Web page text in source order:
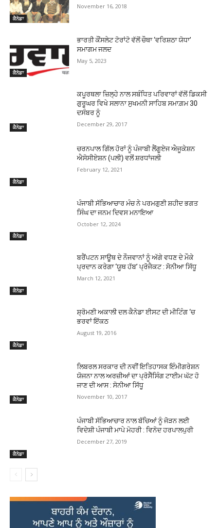
ਕੈਨੇਡਾ
November 16, 2018
ਕੈਨੇਡਾ
ਭਾਰਤੀ ਕੌਂਸਲੇਟ ਟੋਰਾਂਟੋ ਵੱਲੋਂ ਚੌਥਾ ‘ਵਰਿਸ਼ਠਾ ਯੋਧਾ’
ਸਮਾਗਮ ਜਲਦ
May 5, 2023
ਕੈਨੇਡਾ
ਕਪੂਰਥਲਾ ਜ਼ਿਲ੍ਹੇ ਨਾਲ ਸਬੰਧਿਤ ਪਰਿਵਾਰਾਂ ਵੱਲੋਂ ਡਿਕਸੀ
ਗੁਰੂਘਰ ਵਿਖੇ ਸਲਾਨਾ ਸੁਖਮਨੀ ਸਾਹਿਬ ਸਮਾਗ਼ਮ 30
ਦਸੰਬਰ ਨੂੰ
December 29, 2017
ਕੈਨੇਡਾ
ਚਰਨਪਾਲ ਗਿੱਲ ਹੋਰਾਂ ਨੂੰ ਪੰਜਾਬੀ ਲੈਂਗੂਏਜ ਐਜੂਕੇਸ਼ਨ
ਐਸੋਸੀਏਸ਼ਨ (ਪਲੀ) ਵਲੋਂ ਸ਼ਰਧਾਂਜਲੀ
February 12, 2021
ਕੈਨੇਡਾ
ਪੰਜਾਬੀ ਸੱਭਿਆਚਾਰ ਮੰਚ ਨੇ ਪਰਮਗੁਣੀ ਸ਼ਹੀਦ ਭਗਤ
ਸਿੰਘ ਦਾ ਜਨਮ ਦਿਵਸ ਮਨਾਇਆ
October 12, 2024
ਕੈਨੇਡਾ
ਬਰੈਂਪਟਨ ਸਾਊਥ ਦੇ ਨੌਜਵਾਨਾਂ ਨੂੰ ਅੱਗੇ ਵਧਣ ਦੇ ਮੌਕੇ
ਪ੍ਰਦਾਨ ਕਰੇਗਾ ‘ਯੂਥ ਹੱਬ’ ਪ੍ਰੋਜੈਕਟ : ਸੋਨੀਆ ਸਿੱਧੂ
March 12, 2021
ਕੈਨੇਡਾ
ਸ਼੍ਰੋਮਣੀ ਅਕਾਲੀ ਦਲ ਕੈਨੇਡਾ ਈਸਟ ਦੀ ਮੀਟਿੰਗ ‘ਚ
ਭਰਵਾਂ ਇੱਕਠ
August 19, 2016
ਕੈਨੇਡਾ
ਲਿਬਰਲ ਸਰਕਾਰ ਦੀ ਨਵੀਂ ਇਤਿਹਾਸਕ ਇੰਮੀਗਰੇਸ਼ਨ
ਯੋਜਨਾ ਨਾਲ ਅਰਜ਼ੀਆਂ ਦਾ ਪ੍ਰੋਸੈੱਸਿੰਗ ਟਾਈਮ ਘੱਟ ਹੋ
ਜਾਣ ਦੀ ਆਸ : ਸੋਨੀਆ ਸਿੱਧੂ
November 10, 2017
ਕੈਨੇਡਾ
ਪੰਜਾਬੀ ਸੱਭਿਆਚਾਰ ਨਾਲ ਬੱਚਿਆਂ ਨੂੰ ਜੋੜਨ ਲਈ
ਵਿਦੇਸ਼ੀ ਪੰਜਾਬੀ ਮਾਪੇ ਮੋਹਰੀ : ਵਿਨੋਦ ਹਰਪਾਲਪੁਰੀ
December 27, 2019